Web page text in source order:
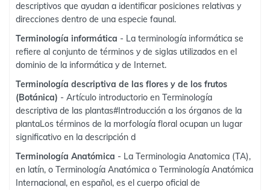
descriptivos que ayudan a identificar posiciones relativas y
direcciones dentro de una especie faunal.
Terminología informática - La terminología informática se
refiere al conjunto de términos y de siglas utilizados en el
dominio de la informática y de Internet.
Terminología descriptiva de las flores y de los frutos
(Botánica) - Artículo introductorio en Terminología
descriptiva de las plantas#Introducción a los órganos de la
plantaLos términos de la morfología floral ocupan un lugar
significativo en la descripción d
Terminología Anatómica - La Terminologia Anatomica (TA),
en latín, o Terminología Anatómica o Terminología Anatómica
Internacional, en español, es el cuerpo oficial de